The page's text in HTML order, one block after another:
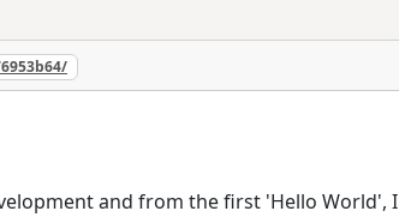
and from the first 'Hello World', I